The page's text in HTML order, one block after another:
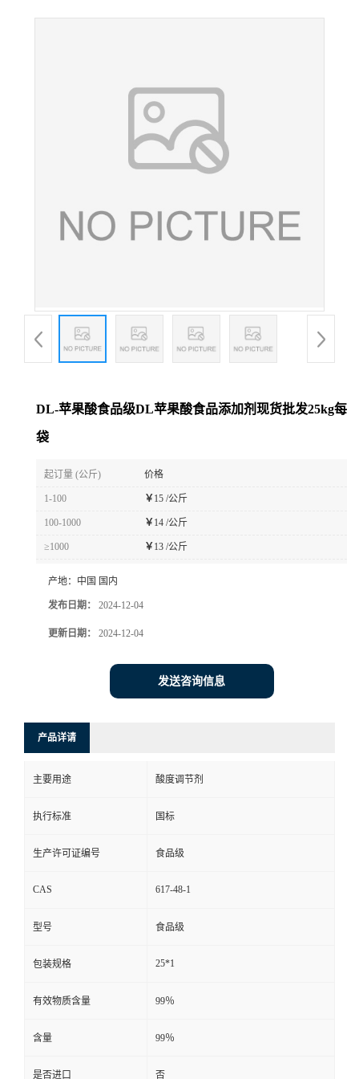
DL-苹果酸食品级DL苹果酸食品添加剂现货批发25kg每
袋
起订量 (公斤) 价格
1-100 ￥ 15 /公斤
100-1000 ￥ 14 /公斤
≥1000 ￥ 13 /公斤
产地： 中国 国内
发布日期： 2024-12-04
更新日期： 2024-12-04
发送咨询信息
产品详请
主要用途 酸度调节剂
执行标准 国标
生产许可证编号 食品级
CAS 617-48-1
型号 食品级
包装规格 25*1
有效物质含量 99％
含量 99％
是否进口 否